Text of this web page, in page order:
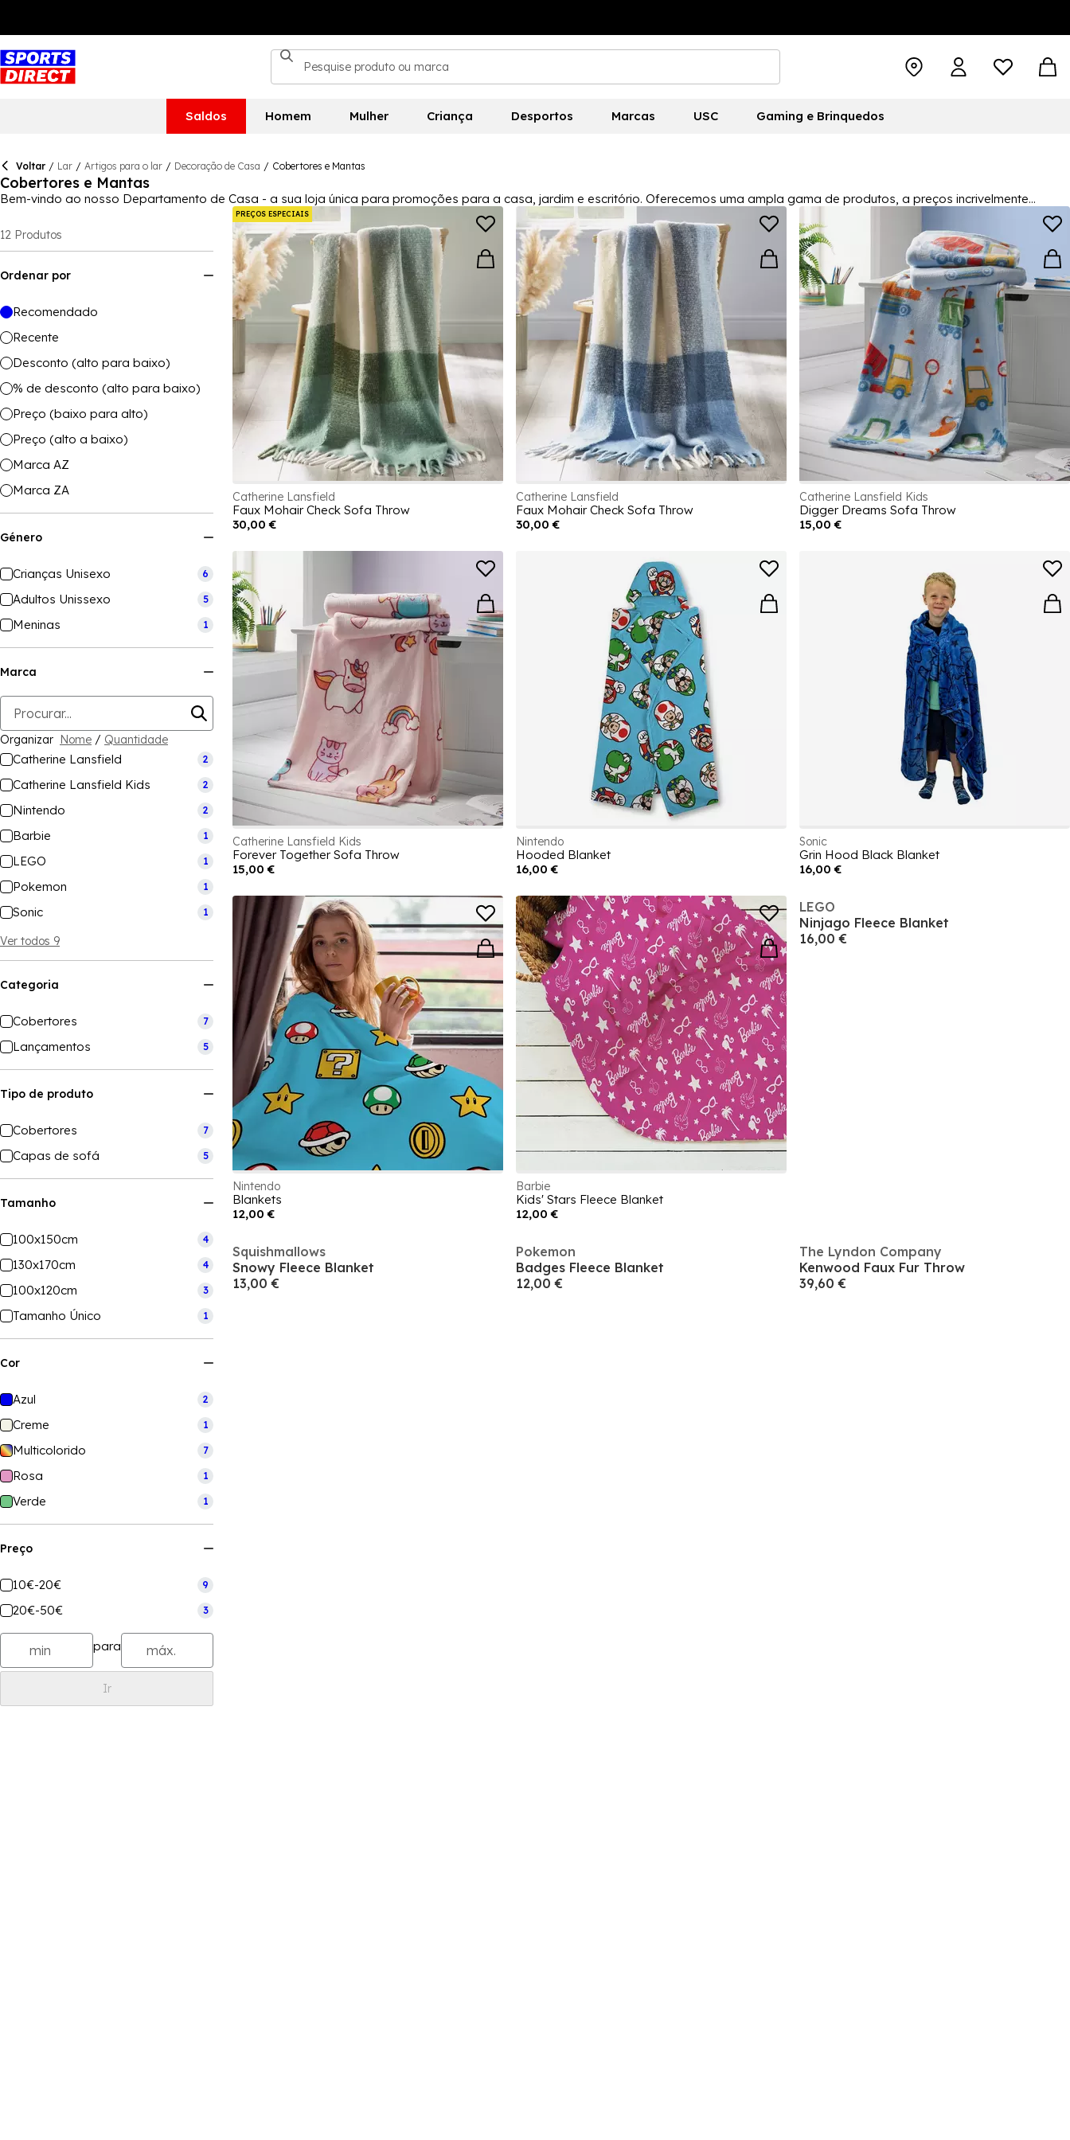
Saldos Homem Mulher Criança Desportos Marcas USC Gaming e Brinquedos
Voltar / Lar / Artigos para o lar / Decoração de Casa / Cobertores e Mantas
Cobertores e Mantas
Bem-vindo ao nosso Departamento de Casa - a sua loja única para promoções para a casa, jardim e escritório. Oferecemos uma ampla gama de produtos, a preços incrivelmente
baixos, incluindo móveis baratos, toalhas, roupa de cama, brinquedos, eletrônicos e muito mais! Certifique-se de dar uma olhada na nossa gama de pechinchas para a casa hoje.
12 Produtos
Ordenar por
Recomendado
Recente
Desconto (alto para baixo)
% de desconto (alto para baixo)
Preço (baixo para alto)
Preço (alto a baixo)
Marca AZ
Marca ZA
Género
Crianças Unisexo 6
Adultos Unissexo 5
Meninas 1
Marca
Organizar Nome / Quantidade
Catherine Lansfield 2
Catherine Lansfield Kids 2
Nintendo 2
Barbie 1
LEGO 1
Pokemon 1
Sonic 1
Ver todos 9
Categoria
Cobertores 7
Lançamentos 5
Tipo de produto
Cobertores 7
Capas de sofá 5
Tamanho
100x150cm 4
130x170cm 4
100x120cm 3
Tamanho Único 1
Cor
Azul 2
Creme 1
Multicolorido 7
Rosa 1
Verde 1
Preço
10€-20€ 9
20€-50€ 3
para
Ir
PREÇOS ESPECIAIS
Catherine Lansfield
Faux Mohair Check Sofa Throw
30,00 €
Catherine Lansfield
Faux Mohair Check Sofa Throw
30,00 €
Catherine Lansfield Kids
Digger Dreams Sofa Throw
15,00 €
Catherine Lansfield Kids
Forever Together Sofa Throw
15,00 €
Nintendo
Hooded Blanket
16,00 €
Sonic
Grin Hood Black Blanket
16,00 €
Nintendo
Blankets
12,00 €
Barbie
Kids' Stars Fleece Blanket
12,00 €
LEGO
Ninjago Fleece Blanket
16,00 €
Squishmallows
Snowy Fleece Blanket
13,00 €
Pokemon
Badges Fleece Blanket
12,00 €
The Lyndon Company
Kenwood Faux Fur Throw
39,60 €